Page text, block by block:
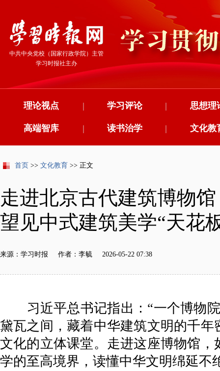
中共中央党校（国家行政学院）主管
学习时报社主办
理论视点 学习评论
| 思想理
|
高端智库 读书治学
| 文化教
|
首页 >> 文化教育 >> 正文
走进北京古代建筑博物馆
望见中式建筑美学“天花
来源：学习时报 作者：李毓 2026-05-22 07:38
习近平总书记指出：“一个博物院
黛瓦之间，藏着中华建筑文明的千
文化的立体课堂。走进这座博物馆
学的至高境界，读懂中华文明绵延不